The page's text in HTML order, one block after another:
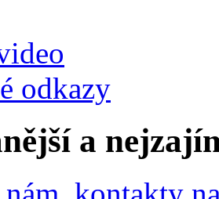
odkazy
a